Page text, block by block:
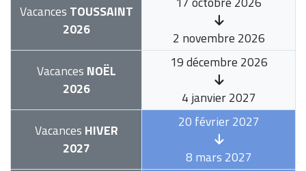
Vacances TOUSSAINT
2026
2 novembre 2026
Vacances NOËL
2026
19 décembre 2026
4 janvier 2027
Vacances HIVER
2027
20 février 2027
8 mars 2027